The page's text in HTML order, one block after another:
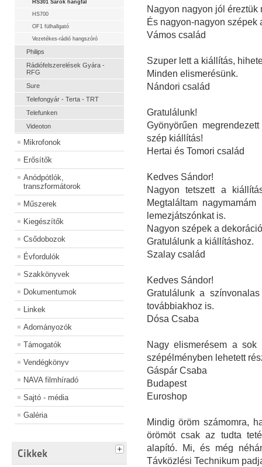
HS301 Sarok hangfal
HS700
OF1 fülhallgató
Vezetékes-rádió hangszóró
Philips
Rádiófelszerelések Gyára -
RFG
Sure
Telefongyár - Terta - TRT
Telefunken
Videoton
Mikrofonok
Erősítők
Anódpótlók,
transzformátorok
Műszerek
Kiegészítők
Csődobozok
Évfordulók
Szakkönyvek
Dokumentumok
Linkek
Adományozók
Támogatók
Vendégkönyv
NAVA filmhíradó
Sajtó - média
Galéria
Cikkek
Nagyon nagyon jól éreztük
És nagyon-nagyon szépek
Vámos család
Szuper lett a kiállítás,
Minden elismerésünk.
Nándori család
Gratulálunk!
Gyönyörűen
szép kiállítás!
Hertai és Tomori család
Kedves Sándor!
Nagyon tetszett a
Megtaláltam
lemezjátszónkat is.
Nagyon szépek a
Gratulálunk a kiállításhoz.
Szalay család
Kedves Sándor!
Gratulálunk a
továbbiakhoz is.
Dósa Csaba
Nagy elismerésem a
szépélményben lehetett
Gáspár Csaba
Budapest
Euroshop
Mindig öröm számomra,
örömöt csak az tudta
alapító. Mi, és még
Távközlési Technikum